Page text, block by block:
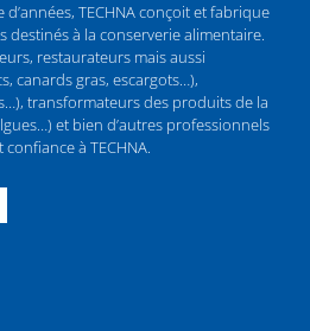
TECHNA conçoit et fabrique
destinés à la conserverie alimentaire.
restaurateurs mais aussi
canards gras, escargots…),
transformateurs des produits de la
et bien d’autres professionnels
à TECHNA.